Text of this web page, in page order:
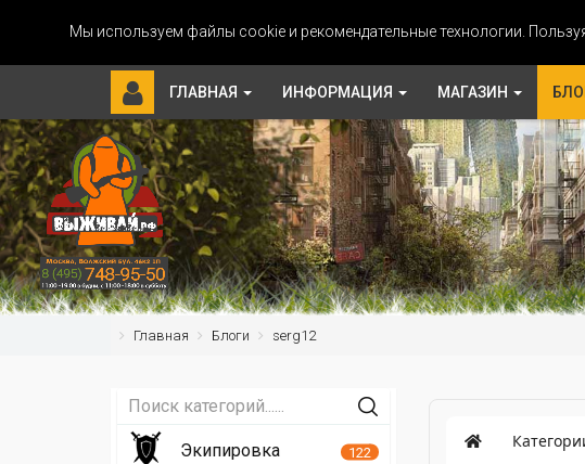
Мы используем файлы cookie и рекомендательные технологии.
ГЛАВНАЯ ИНФОРМАЦИЯ МАГАЗИН
Главная Блоги serg12
Экипировка 122